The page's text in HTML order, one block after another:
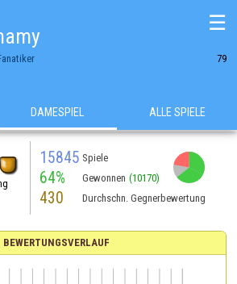
79
☰
DAMESPIEL ALLE SPIELE
15845 Spiele
64% Gewonnen (10170)
430 Durchschn. Gegnerbewertung
BEWERTUNGSVERLAUF